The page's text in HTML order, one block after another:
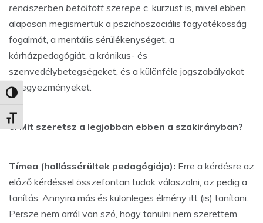
Nagy kontraszt váltása
Betűméret váltása
rendszerben betöltött szerepe c. kurzust is, mivel ebben
alaposan megismertük a pszichoszociális fogyatékosság
fogalmát, a mentális sérülékenységet, a
kórházpedagógiát, a krónikus- és
szenvedélybetegségeket, és a különféle jogszabályokat
és egyezményeket.
6. Mit szeretsz a legjobban ebben a szakirányban?
Tímea (hallássérültek pedagógiája): Erre a kérdésre az
előző kérdéssel összefontan tudok válaszolni, az pedig a
tanítás. Annyira más és különleges élmény itt (is) tanítani.
Persze nem arról van szó, hogy tanulni nem szerettem,